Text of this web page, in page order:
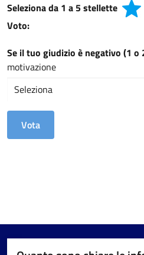
Seleziona da 1 a 5 stellette
Voto:
Se il tuo giudizio è negativo (1 o
motivazione